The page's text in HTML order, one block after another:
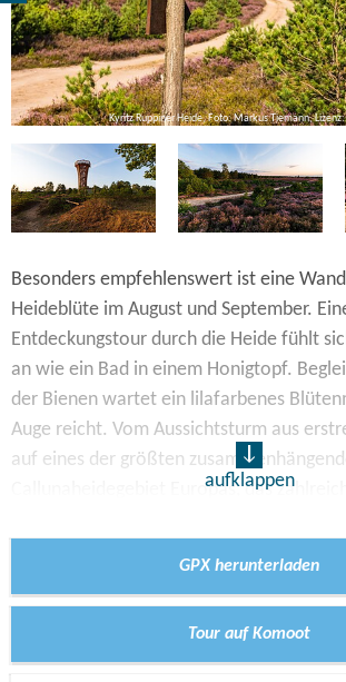
Kyritz Ruppiner Heide, Foto: Markus Tiemann,
Besonders empfehlenswert ist eine
Heideblüte im August und September.
Entdeckungstour durch die Heide fühlt
an wie ein Bad in einem Honigtopf.
der Bienen wartet ein lilafarbenes
Auge reicht. Vom Aussichtsturm aus
auf eines der größten
Callunaheidegebiet Europas, das
Zwischen Juni und Oktober lassen sich
Konikpferde beobachten, die hier als
Landschaftspfleger unterwegs sind. Die
aufklappen
GPX herunterladen
Tour auf Komoot